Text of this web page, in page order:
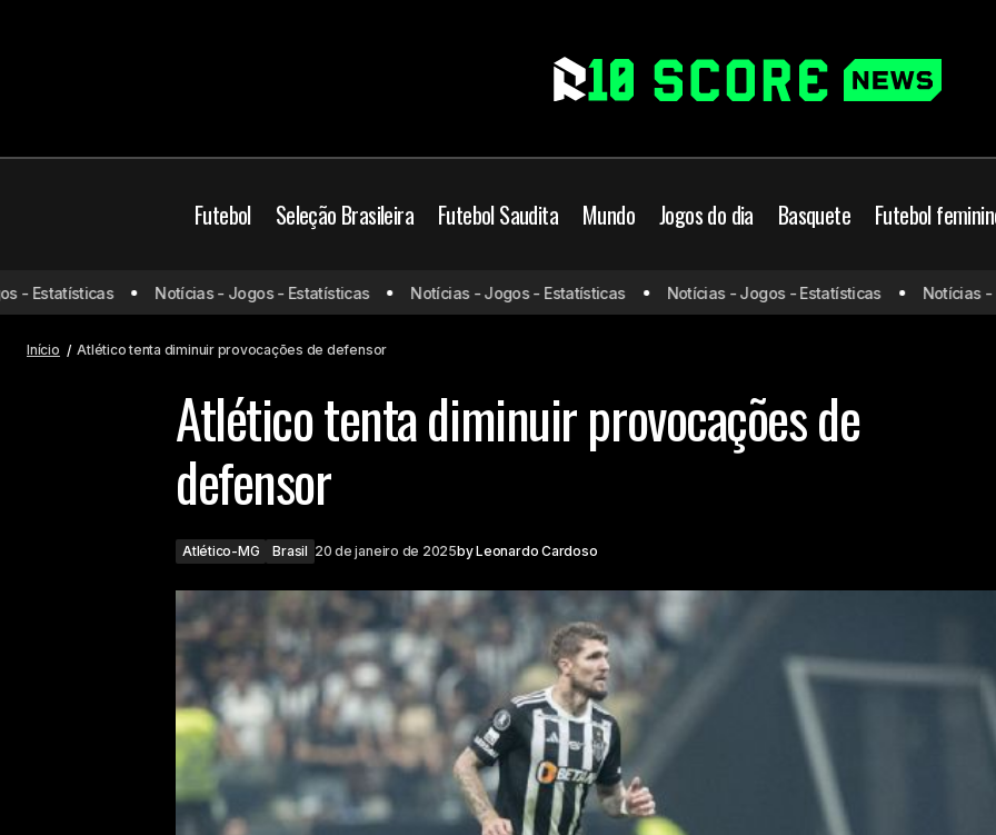
Futebol Seleção Brasileira Futebol Saudita Mundo Jogos do dia Basquete Futebol
Rubem Amorim manda a real sobre a
situação do Manchester United
Atlético-MG Brasil Atlético tenta diminuir provocações de
Notícias - Jogos - Estatísticas Notícias - Jogos - Estatísticas Notícias - Jogos - Estatísticas Notícias -
Início Atlético tenta diminuir provocações de defensor
Atlético tenta diminuir provocações de
defensor
Atlético-MG Brasil 20 de janeiro de 2025byLeonardo Cardoso